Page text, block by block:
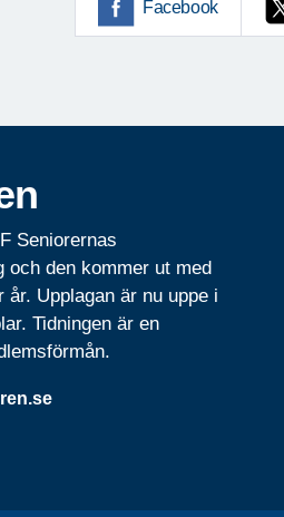
Facebook
Seniorernas
och den kommer ut med
år. Upplagan är nu uppe i
Tidningen är en